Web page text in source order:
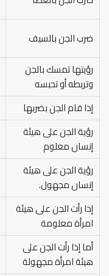
ضرب الجن بالسيف
رؤيتها تمسك بالجن
وتربطه أو تحبسه
إذا قام الجن بضربها
رؤية الجن على هيئة
إنسان معلوم
رؤية الجن على هيئة
إنسان مجهول.
إذا رأت الجن على هيئة
امرأة معلومة
أما إذا رأت الجن على
هيئة امرأة مجهولة